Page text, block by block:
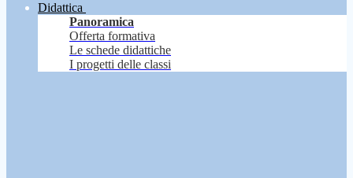
Didattica
Panoramica
Offerta formativa
Le schede didattiche
I progetti delle classi